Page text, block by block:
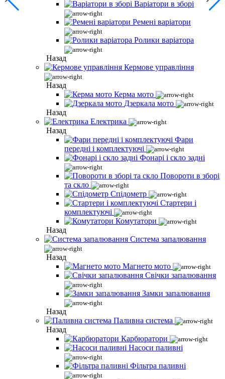
Варіатори в зборі
Ремені варіатори
Ролики варіатора
Назад
Кермове управління
Назад
Керма мото
Дзеркала мото
Назад
Електрика
Назад
Фари
передні і комплектуючі
Фонарі і скло задні
Повороти в зборі
та скло
Спідометр
Стартери і
комплектуючі
Комутатори
Назад
Система запалювання
Назад
Магнето мото
Свічки запалювання
Замки запалювання
Назад
Паливна система
Назад
Карбюратори
Насоси паливні
Фільтра паливні